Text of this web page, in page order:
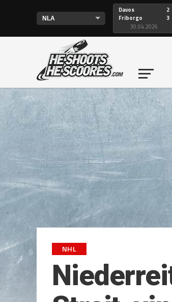
Davos
Friborgo
2
3
30.04.2026
NHL